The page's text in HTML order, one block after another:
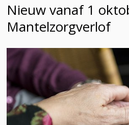
Nieuw vanaf 1
Mantelzorgverlof